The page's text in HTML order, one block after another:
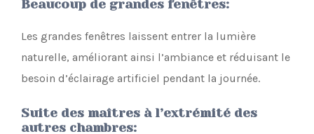
Beaucoup de grandes fenêtres:
Les grandes fenêtres laissent entrer la lumière
naturelle, améliorant ainsi l’ambiance et réduisant le
besoin d’éclairage artificiel pendant la journée.
Suite des maîtres à l’extrémité des
autres chambres: